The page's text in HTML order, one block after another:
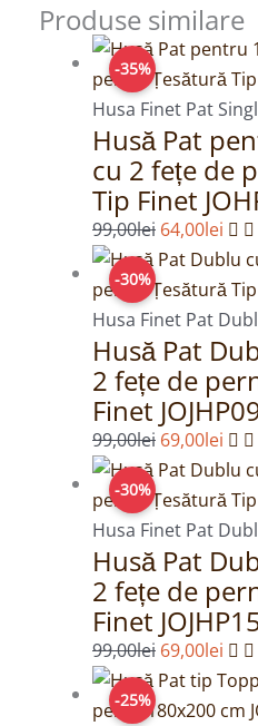
Produse similare
-35%
Husa Finet Pat
Husă Pat
cu 2 fețe de
Tip Finet
99,00lei
Prețul
inițial
a
fost:
99,00lei.
64,00lei
-30%
Husa Finet Pat
Husă Pat
2 fețe de
Finet
99,00lei
Prețul
inițial
a
fost:
99,00lei.
69,00lei
-30%
Husa Finet Pat
Husă Pat
2 fețe de
Finet
99,00lei
Prețul
inițial
a
fost:
99,00lei.
69,00lei
-25%
Prețul
inițial